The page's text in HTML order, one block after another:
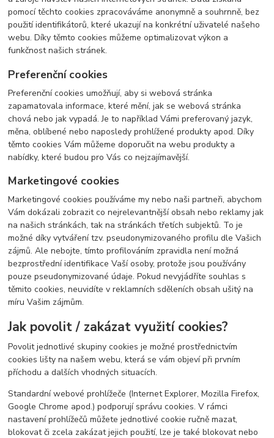
pomocí těchto cookies zpracováváme anonymně a souhrnně, bez
použití identifikátorů, které ukazují na konkrétní uživatelé našeho
webu. Díky těmto cookies můžeme optimalizovat výkon a
funkčnost našich stránek.
Preferenční cookies
Preferenční cookies umožňují, aby si webová stránka
zapamatovala informace, které mění, jak se webová stránka
chová nebo jak vypadá. Je to například Vámi preferovaný jazyk,
měna, oblíbené nebo naposledy prohlížené produkty apod. Díky
těmto cookies Vám můžeme doporučit na webu produkty a
nabídky, které budou pro Vás co nejzajímavější.
Marketingové cookies
Marketingové cookies používáme my nebo naši partneři, abychom
Vám dokázali zobrazit co nejrelevantnější obsah nebo reklamy jak
na našich stránkách, tak na stránkách třetích subjektů. To je
možné díky vytváření tzv. pseudonymizovaného profilu dle Vašich
zájmů. Ale nebojte, tímto profilováním zpravidla není možná
bezprostřední identifikace Vaší osoby, protože jsou používány
pouze pseudonymizované údaje. Pokud nevyjádříte souhlas s
těmito cookies, neuvidíte v reklamních sděleních obsah ušitý na
míru Vašim zájmům.
Jak povolit / zakázat využití cookies?
Povolit jednotlivé skupiny cookies je možné prostřednictvím
cookies lišty na našem webu, která se vám objeví při prvním
příchodu a dalších vhodných situacích.
Standardní webové prohlížeče (Internet Explorer, Mozilla Firefox,
Google Chrome apod.) podporují správu cookies. V rámci
nastavení prohlížečů můžete jednotlivé cookie ručně mazat,
blokovat či zcela zakázat jejich použití, lze je také blokovat nebo